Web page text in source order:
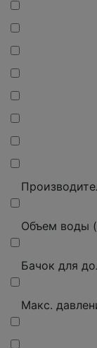
Объем воды
Бачок для
Макс.